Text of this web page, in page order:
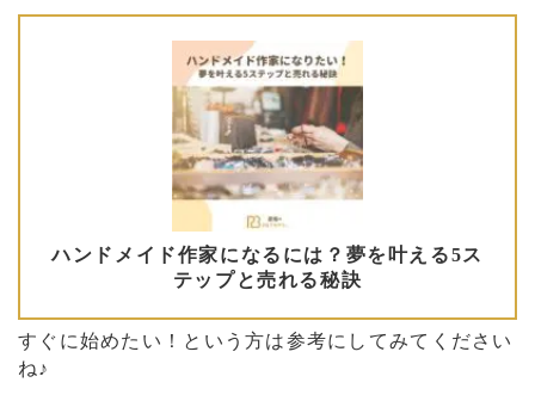
すぐに始めたい！という方は参考にしてみてください
ね♪